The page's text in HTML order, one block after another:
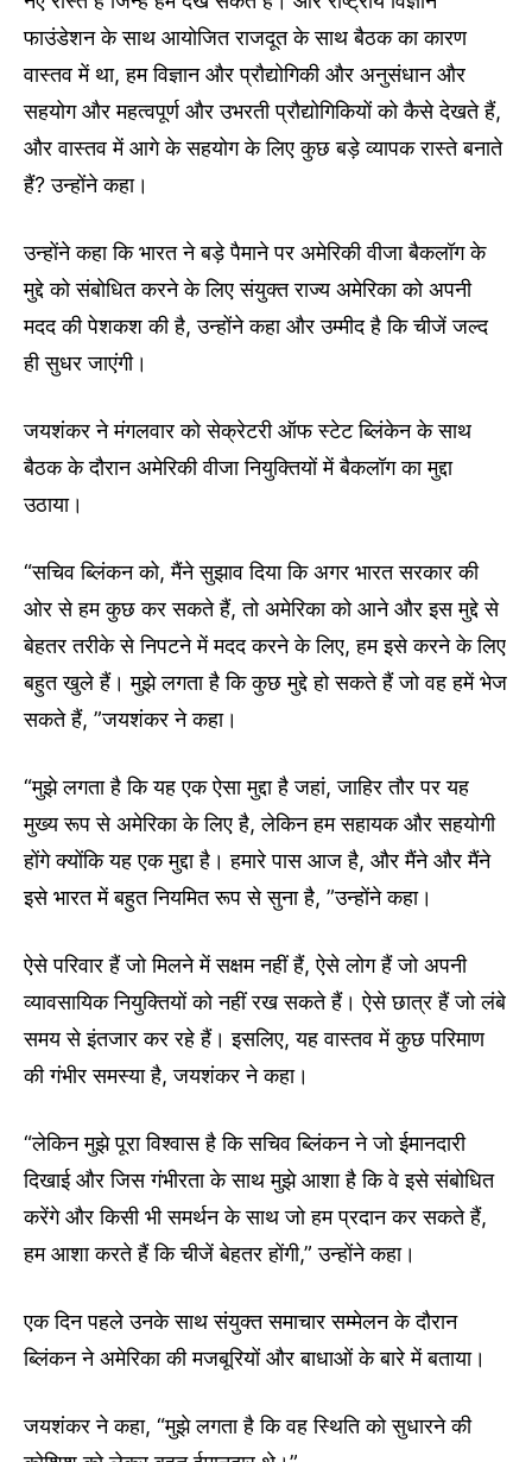
फाउंडेशन के साथ आयोजित राजदूत के साथ बैठक का कारण
वास्तव में था, हम विज्ञान और प्रौद्योगिकी और अनुसंधान और
सहयोग और महत्वपूर्ण और उभरती प्रौद्योगिकियों को कैसे देखते हैं,
और वास्तव में आगे के सहयोग के लिए कुछ बड़े व्यापक रास्ते बनाते
हैं? उन्होंने कहा।
उन्होंने कहा कि भारत ने बड़े पैमाने पर अमेरिकी वीजा बैकलॉग के
मुद्दे को संबोधित करने के लिए संयुक्त राज्य अमेरिका को अपनी
मदद की पेशकश की है, उन्होंने कहा और उम्मीद है कि चीजें जल्द
ही सुधर जाएंगी।
जयशंकर ने मंगलवार को सेक्रेटरी ऑफ स्टेट ब्लिंकेन के साथ
बैठक के दौरान अमेरिकी वीजा नियुक्तियों में बैकलॉग का मुद्दा
उठाया।
“सचिव ब्लिंकन को, मैंने सुझाव दिया कि अगर भारत सरकार की
ओर से हम कुछ कर सकते हैं, तो अमेरिका को आने और इस मुद्दे से
बेहतर तरीके से निपटने में मदद करने के लिए, हम इसे करने के लिए
बहुत खुले हैं। मुझे लगता है कि कुछ मुद्दे हो सकते हैं जो वह हमें भेज
सकते हैं, ”जयशंकर ने कहा।
“मुझे लगता है कि यह एक ऐसा मुद्दा है जहां, जाहिर तौर पर यह
मुख्य रूप से अमेरिका के लिए है, लेकिन हम सहायक और सहयोगी
होंगे क्योंकि यह एक मुद्दा है। हमारे पास आज है, और मैंने और मैंने
इसे भारत में बहुत नियमित रूप से सुना है, ”उन्होंने कहा।
ऐसे परिवार हैं जो मिलने में सक्षम नहीं हैं, ऐसे लोग हैं जो अपनी
व्यावसायिक नियुक्तियों को नहीं रख सकते हैं। ऐसे छात्र हैं जो लंबे
समय से इंतजार कर रहे हैं। इसलिए, यह वास्तव में कुछ परिमाण
की गंभीर समस्या है, जयशंकर ने कहा।
“लेकिन मुझे पूरा विश्वास है कि सचिव ब्लिंकन ने जो ईमानदारी
दिखाई और जिस गंभीरता के साथ मुझे आशा है कि वे इसे संबोधित
करेंगे और किसी भी समर्थन के साथ जो हम प्रदान कर सकते हैं,
हम आशा करते हैं कि चीजें बेहतर होंगी,” उन्होंने कहा।
एक दिन पहले उनके साथ संयुक्त समाचार सम्मेलन के दौरान
ब्लिंकन ने अमेरिका की मजबूरियों और बाधाओं के बारे में बताया।
जयशंकर ने कहा, “मुझे लगता है कि वह स्थिति को सुधारने की